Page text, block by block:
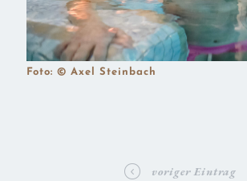
Foto: © Axel Steinbach
t voriger Eintrag